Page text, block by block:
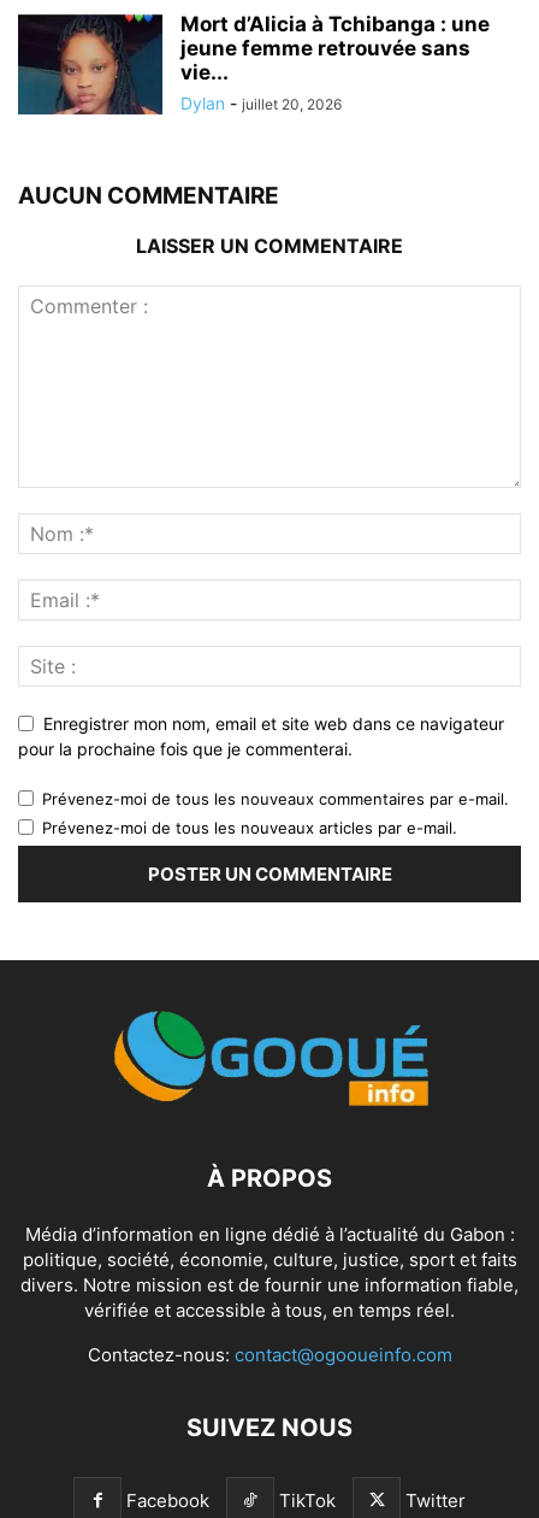
Mort d’Alicia à Tchibanga : une
jeune femme retrouvée sans
vie...
Dylan - juillet 20, 2026
AUCUN COMMENTAIRE
LAISSER UN COMMENTAIRE
Enregistrer mon nom, email et site web dans ce navigateur
pour la prochaine fois que je commenterai.
Prévenez-moi de tous les nouveaux commentaires par e-mail.
Prévenez-moi de tous les nouveaux articles par e-mail.
À PROPOS
Média d’information en ligne dédié à l’actualité du Gabon :
politique, société, économie, culture, justice, sport et faits
divers. Notre mission est de fournir une information fiable,
vérifiée et accessible à tous, en temps réel.
Contactez-nous: contact@ogooueinfo.com
SUIVEZ NOUS
Facebook TikTok Twitter